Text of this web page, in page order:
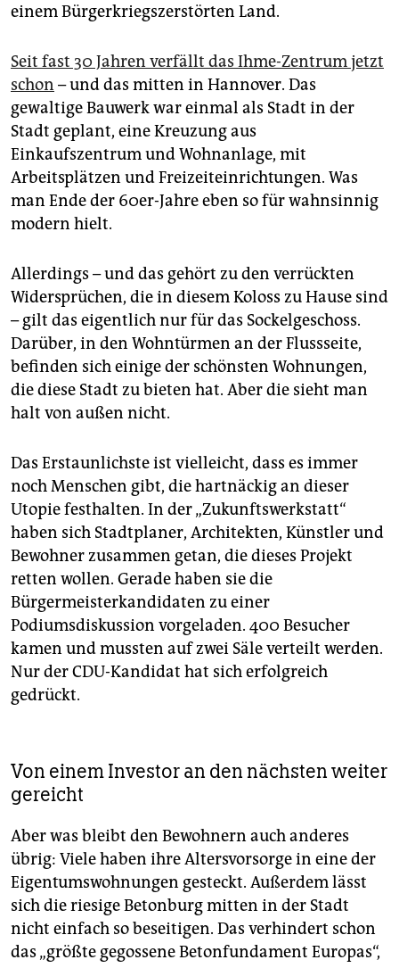
einem Bürgerkriegszerstörten Land.
Seit fast 30 Jahren verfällt das Ihme-Zentrum jetzt
schon – und das mitten in Hannover. Das
gewaltige Bauwerk war einmal als Stadt in der
Stadt geplant, eine Kreuzung aus
Einkaufszentrum und Wohnanlage, mit
Arbeitsplätzen und Freizeiteinrichtungen. Was
man Ende der 60er-Jahre eben so für wahnsinnig
modern hielt.
Allerdings – und das gehört zu den verrückten
Widersprüchen, die in diesem Koloss zu Hause sind
– gilt das eigentlich nur für das Sockelgeschoss.
Darüber, in den Wohntürmen an der Flussseite,
befinden sich einige der schönsten Wohnungen,
die diese Stadt zu bieten hat. Aber die sieht man
halt von außen nicht.
Das Erstaunlichste ist vielleicht, dass es immer
noch Menschen gibt, die hartnäckig an dieser
Utopie festhalten. In der „Zukunftswerkstatt“
haben sich Stadtplaner, Architekten, Künstler und
Bewohner zusammen getan, die dieses Projekt
retten wollen. Gerade haben sie die
Bürgermeisterkandidaten zu einer
Podiumsdiskussion vorgeladen. 400 Besucher
kamen und mussten auf zwei Säle verteilt werden.
Nur der CDU-Kandidat hat sich erfolgreich
gedrückt.
Von einem Investor an den nächsten weiter
gereicht
Aber was bleibt den Bewohnern auch anderes
übrig: Viele haben ihre Altersvorsorge in eine der
Eigentumswohnungen gesteckt. Außerdem lässt
sich die riesige Betonburg mitten in der Stadt
nicht einfach so beseitigen. Das verhindert schon
das „größte gegossene Betonfundament Europas“,